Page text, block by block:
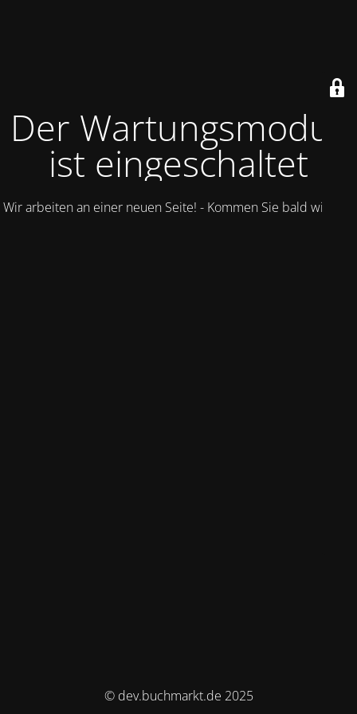
Der Wartungsmodus
ist eingeschaltet
Wir arbeiten an einer neuen Seite! - Kommen Sie bald wieder.
© dev.buchmarkt.de 2025